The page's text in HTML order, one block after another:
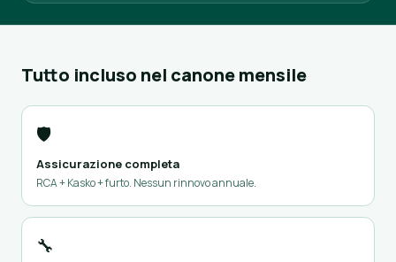
Tutto incluso nel canone mensile
🛡️
Assicurazione completa
RCA + Kasko + furto. Nessun rinnovo annuale.
🔧